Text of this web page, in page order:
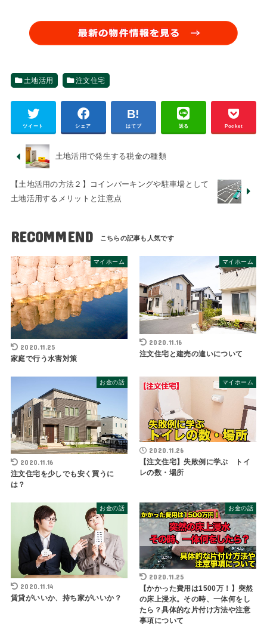
土地活用 注文住宅
ツイート シェア はてブ 送る Pocket
土地活用で発生する税金の種類
【土地活用の方法２】コインパーキングや駐車場として
土地活用するメリットと注意点
RECOMMEND
マイホーム
2020.11.25
家庭で行う水害対策
マイホーム
2020.11.16
注文住宅と建売の違いについて
お金の話
2020.11.16
注文住宅を少しでも安く買うに
は？
マイホーム
2020.11.26
【注文住宅】失敗例に学ぶ トイ
レの数・場所
お金の話
2020.11.14
賃貸がいいか、持ち家がいいか？
お金の話
2020.11.25
【かかった費用は1500万！】突然
の床上浸水。その時、一体何をし
たら？具体的な片付け方法や注意
事項について